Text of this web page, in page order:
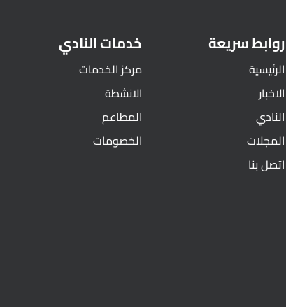
روابط سريعة
الرئيسية
الاخبار
النادي
المجلات
اتصل بنا
خدمات النادي
مركز الخدمات
الانشطة
المطاعم
الخصومات